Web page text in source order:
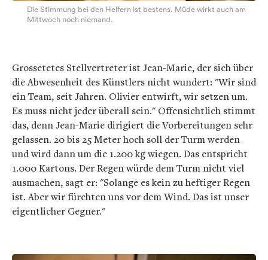
Die Stimmung bei den Helfern ist bestens. Müde wirkt auch am
Mittwoch noch niemand.
Grossetetes Stellvertreter ist Jean-Marie, der sich über
die Abwesenheit des Künstlers nicht wundert: "Wir sind
ein Team, seit Jahren. Olivier entwirft, wir setzen um.
Es muss nicht jeder überall sein." Offensichtlich stimmt
das, denn Jean-Marie dirigiert die Vorbereitungen sehr
gelassen. 20 bis 25 Meter hoch soll der Turm werden
und wird dann um die 1.200 kg wiegen. Das entspricht
1.000 Kartons. Der Regen würde dem Turm nicht viel
ausmachen, sagt er: "Solange es kein zu heftiger Regen
ist. Aber wir fürchten uns vor dem Wind. Das ist unser
eigentlicher Gegner."